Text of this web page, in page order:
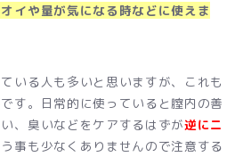
イや量が気になる時などに使えま
いる人も多いと思いますが、これも
す。日常的に使っていると膣内の善
、臭いなどをケアするはずが逆にニ
事も少なくありませんので注意する